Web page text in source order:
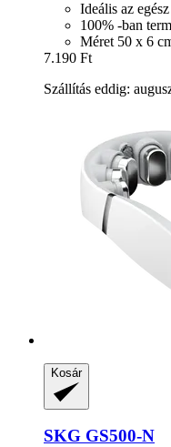
Ideális az
100% -ban
Méret 50 x 6
7.190 Ft
Szállítás eddig:
Kosár
SKG GS500-​N